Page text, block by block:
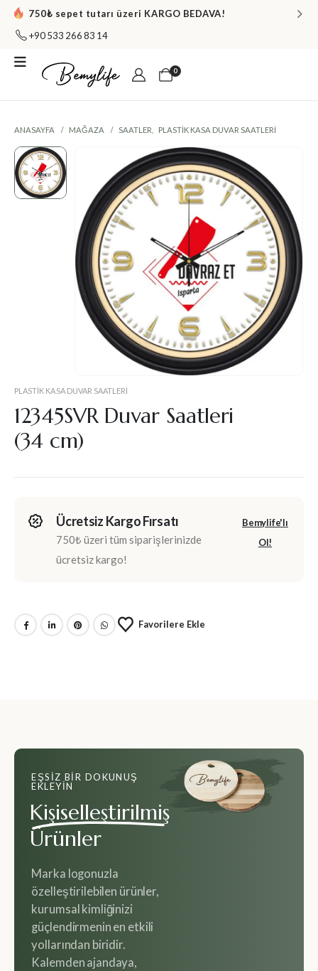
750₺ sepet tutarı üzeri KARGO BEDAVA!
+90 533 266 83 14
0
ANASAYFA MAĞAZA SAATLER PLASTIK KASA DUVAR SAATLERI
PLASTIK KASA DUVAR SAATLERI
12345SVR Duvar Saatleri
(34 cm)
Ücretsiz Kargo Fırsatı
750₺ üzeri tüm siparişlerinizde
ücretsiz kargo!
Bemylife'lı
Ol!
Favorilere Ekle
EŞSIZ BIR DOKUNUŞ
EKLEYIN
Kişiselleştirilmiş
Ürünler
Marka logonuzla
özelleştirilebilen ürünler,
kurumsal kimliğinizi
güçlendirmenin en etkili
yollarından biridir.
Kalemden ajandaya,